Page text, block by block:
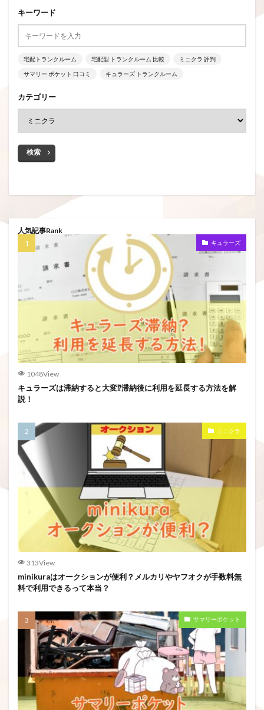
キーワード
宅配トランクルーム 宅配型 トランクルーム 比較 ミニクラ 評判
サマリー ポケット 口コミ キュラーズ トランクルーム
カテゴリー
検索
人気記事Rank
キュラーズ
1048View
キュラーズは滞納すると大変⁉滞納後に利用を延長する方法を解
説！
ミニクラ
313View
minikuraはオークションが便利？メルカリやヤフオクが手数料無
料で利用できるって本当？
サマリーポケット